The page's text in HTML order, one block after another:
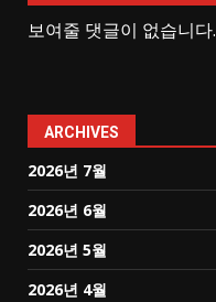
보여줄 댓글이 없습니다.
ARCHIVES
2026년 7월
2026년 6월
2026년 5월
2026년 4월